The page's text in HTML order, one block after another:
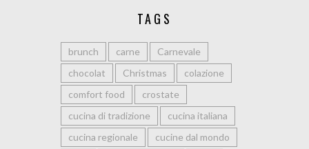
TAGS
brunch carne
Carnevale
chocolat
Christmas
colazione
comfort food
crostate
cucina di tradizione
cucina italiana
cucina regionale
cucine dal mondo